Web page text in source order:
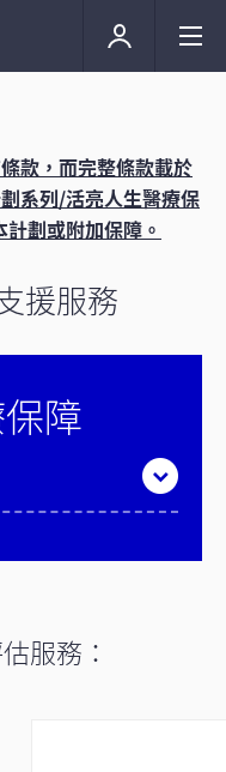
款，而完整條款載於
系列/活亮人生醫療保
劃或附加保障。
援服務
障
服務：